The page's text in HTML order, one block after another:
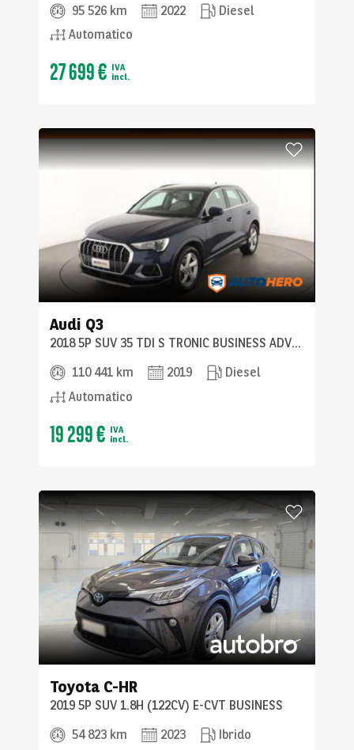
95 526 km
2022
Diesel
Automatico
27 699 € IVA
incl.
Audi Q3
2018 5P SUV 35 TDI S TRONIC BUSINESS ADVANCED
110 441 km
2019
Diesel
Automatico
19 299 € IVA
incl.
Toyota C-HR
2019 5P SUV 1.8H (122CV) E-CVT BUSINESS
54 823 km
2023
Ibrido